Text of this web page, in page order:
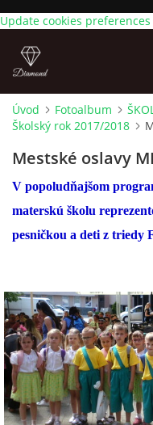
Update cookies preferences
AKTUÁLNE OZNAMY
ZÁPIS DETÍ NA
ŠKOLSKÝ ROK 2026/2027
VÝVESKA PRIJATÝCH
Úvod Fotoalbum
Školský rok 2017/2018
Mestské oslavy
V popoludňajšom
materskú školu
pesničkou a deti z triedy